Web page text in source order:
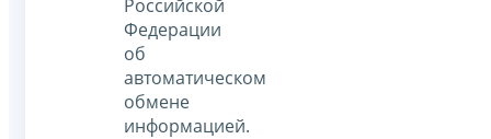
Российской
Федерации
об
автоматическом
обмене
информацией.